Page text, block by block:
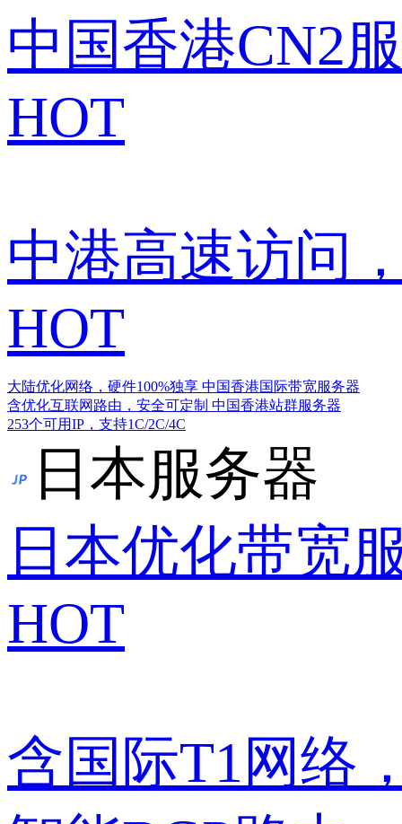
中国香港CN2
HOT
中港高速访问
HOT
大陆优化网络，硬件100%独享 中国香港国际带宽服务器
含优化互联网路由，安全可定制 中国香港站群服务器
253个可用IP，支持1C/2C/4C
日本服务器
日本优化带宽
HOT
含国际T1网络